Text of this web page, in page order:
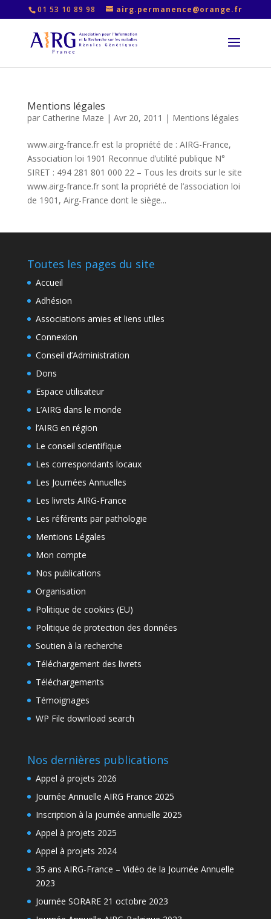
01 53 10 89 98 airg.permanence@orange.fr
Mentions légales
par Catherine Maze | Avr 20, 2011 | Mentions légales
www.airg-france.fr est la propriété de : AIRG-France,
Association loi 1901 Reconnue d’utilité publique N°
SIRET : 494 281 801 000 22 – Tous les droits sur le site
www.airg-france.fr sont la propriété de l’association loi
de 1901, Airg-France dont le siège...
Toutes les pages du site
Accueil
Adhésion
Associations amies et liens utiles
Connexion
Conseil d’Administration
Dons
Espace utilisateur
L’AIRG dans le monde
l’AIRG en région
Le conseil scientifique
Les correspondants locaux
Les Journées Annuelles
Les livrets AIRG-France
Les référents par pathologie
Mentions Légales
Mon compte
Nos publications
Organisation
Politique de cookies (EU)
Politique de protection des données
Soutien à la recherche
Téléchargement des livrets
Téléchargements
Témoignages
WP File download search
Nos dernières publications
Appel à projets 2026
Journée Annuelle AIRG France 2025
Inscription à la journée annuelle 2025
Appel à projets 2025
Appel à projets 2024
35 ans AIRG-France – Vidéo de la Journée Annuelle
2023
Journée SORARE 21 octobre 2023